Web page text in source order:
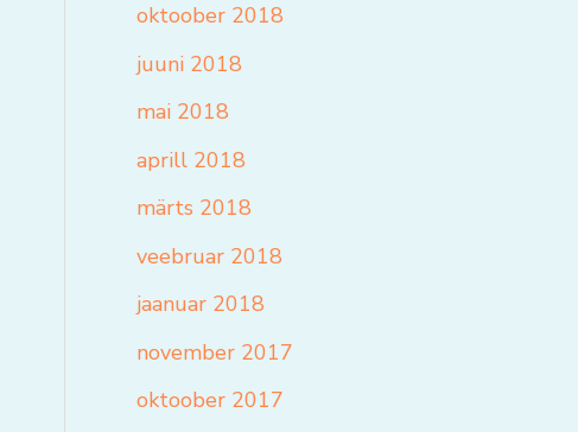
oktoober 2018
juuni 2018
mai 2018
aprill 2018
märts 2018
veebruar 2018
jaanuar 2018
november 2017
oktoober 2017